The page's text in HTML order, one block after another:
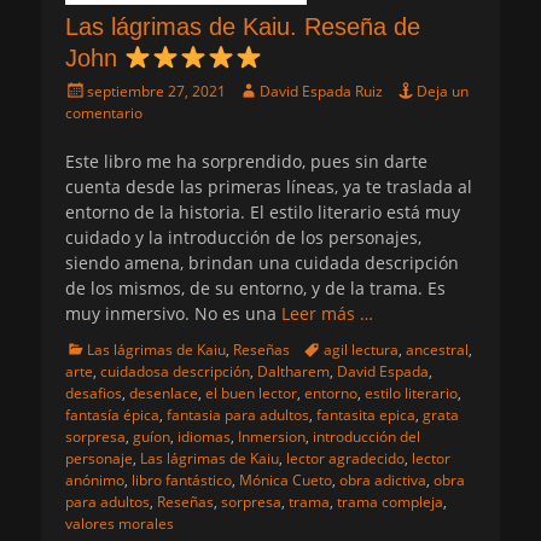
Las lágrimas de Kaiu. Reseña de
John
Publicado
el
septiembre 27, 2021 AutorDavid Espada Ruiz
Deja un
comentario
Este libro me ha sorprendido, pues sin darte
cuenta desde las primeras líneas, ya te traslada al
entorno de la historia. El estilo literario está muy
cuidado y la introducción de los personajes,
siendo amena, brindan una cuidada descripción
de los mismos, de su entorno, y de la trama. Es
muy inmersivo. No es una Leer más …
Categorias
Las lágrimas de Kaiu, Reseñas Etiquetas
agil lectura, ancestral,
arte, cuidadosa descripción, Daltharem, David Espada,
desafios, desenlace, el buen lector, entorno, estilo literario,
fantasía épica, fantasia para adultos, fantasita epica, grata
sorpresa, guíon, idiomas, Inmersion, introducción del
personaje, Las lágrimas de Kaiu, lector agradecido, lector
anónimo, libro fantástico, Mónica Cueto, obra adictiva, obra
para adultos, Reseñas, sorpresa, trama, trama compleja,
valores morales